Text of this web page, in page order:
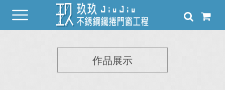
作品展示